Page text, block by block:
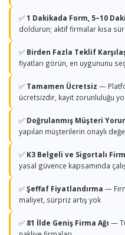
✅1 Dakikada Form, 5–10
doldurun; aktif firmalar kısa
✅ Birden Fazla Teklif
fiyatları görün, en uygununu
✅ Tamamen Ücretsiz —
ücretsizdir, kayıt zorunluluğu
✅ Doğrulanmış Müşteri
yapılan müşterilerin onaylı
✅ K3 Belgeli ve Sigortalı
yasal güvence kapsamında
✅Şeffaf Fiyatlandırma —
maliyet, sürpriz artış yok
✅ 81 İlde Geniş Firma Ağı —